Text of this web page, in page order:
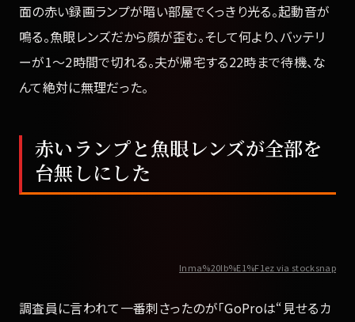
面の赤い録画ランプが暗い部屋でくっきり光る。起動音が
鳴る。魚眼レンズだから顔が歪む。そして何より、バッテリ
ーが1〜2時間で切れる。夫が帰宅する22時まで待機、な
んて絶対に無理だった。
赤いランプと魚眼レンズが全部を
台無しにした
Inma%20Ib%E1%F1ez via stocksnap
調査員に言われて一番刺さったのが「GoProは“見せるカ